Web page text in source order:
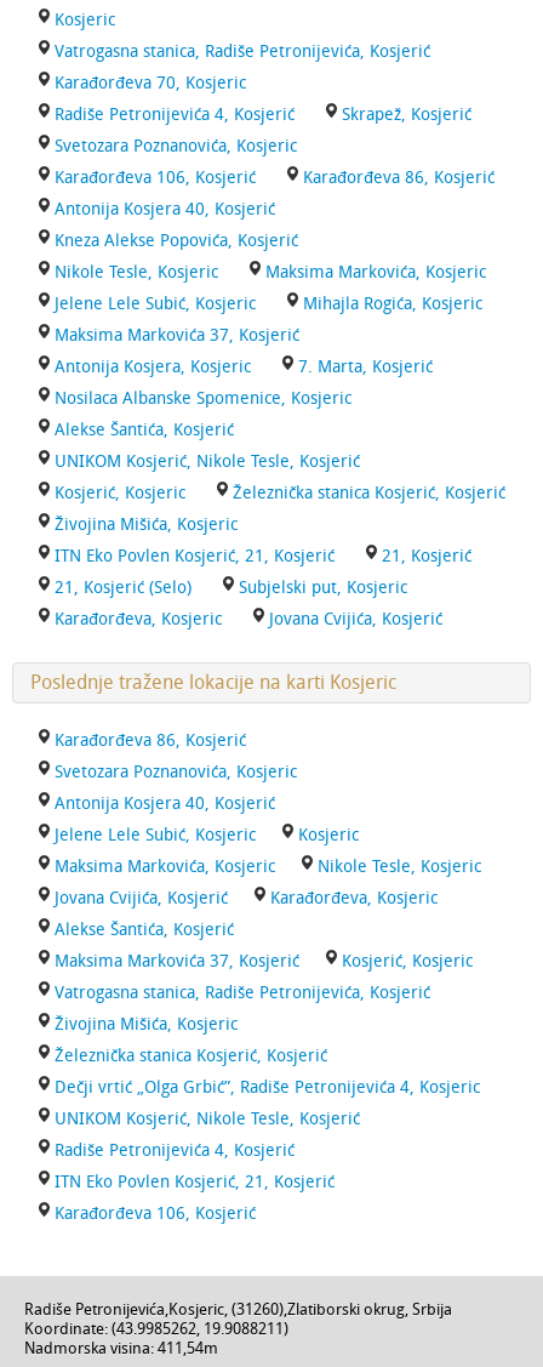
Kosjeric
Vatrogasna stanica, Radiše Petronijevića, Kosjerić
Karađorđeva 70, Kosjeric
Radiše Petronijevića 4, Kosjerić
Skrapež, Kosjerić
Svetozara Poznanovića, Kosjeric
Karađorđeva 106, Kosjerić
Karađorđeva 86, Kosjerić
Antonija Kosjera 40, Kosjerić
Kneza Alekse Popovića, Kosjerić
Nikole Tesle, Kosjeric
Maksima Markovića, Kosjeric
Jelene Lele Subić, Kosjeric
Mihajla Rogića, Kosjeric
Maksima Markovića 37, Kosjerić
Antonija Kosjera, Kosjeric
7. Marta, Kosjerić
Nosilaca Albanske Spomenice, Kosjeric
Alekse Šantića, Kosjerić
UNIKOM Kosjerić, Nikole Tesle, Kosjerić
Kosjerić, Kosjeric
Železnička stanica Kosjerić, Kosjerić
Živojina Mišića, Kosjeric
ITN Eko Povlen Kosjerić, 21, Kosjerić
21, Kosjerić
21, Kosjerić (Selo)
Subjelski put, Kosjeric
Karađorđeva, Kosjeric
Jovana Cvijića, Kosjerić
Poslednje tražene lokacije na karti Kosjeric
Karađorđeva 86, Kosjerić
Svetozara Poznanovića, Kosjeric
Antonija Kosjera 40, Kosjerić
Jelene Lele Subić, Kosjeric
Kosjeric
Maksima Markovića, Kosjeric
Nikole Tesle, Kosjeric
Jovana Cvijića, Kosjerić
Karađorđeva, Kosjeric
Alekse Šantića, Kosjerić
Maksima Markovića 37, Kosjerić
Kosjerić, Kosjeric
Vatrogasna stanica, Radiše Petronijevića, Kosjerić
Živojina Mišića, Kosjeric
Železnička stanica Kosjerić, Kosjerić
Dečji vrtić „Olga Grbić”, Radiše Petronijevića 4, Kosjeric
UNIKOM Kosjerić, Nikole Tesle, Kosjerić
Radiše Petronijevića 4, Kosjerić
ITN Eko Povlen Kosjerić, 21, Kosjerić
Karađorđeva 106, Kosjerić
Radiše Petronijevića,Kosjeric, (31260),Zlatiborski okrug, Srbija
Koordinate: (43.9985262, 19.9088211 )
Nadmorska visina: 411,54m